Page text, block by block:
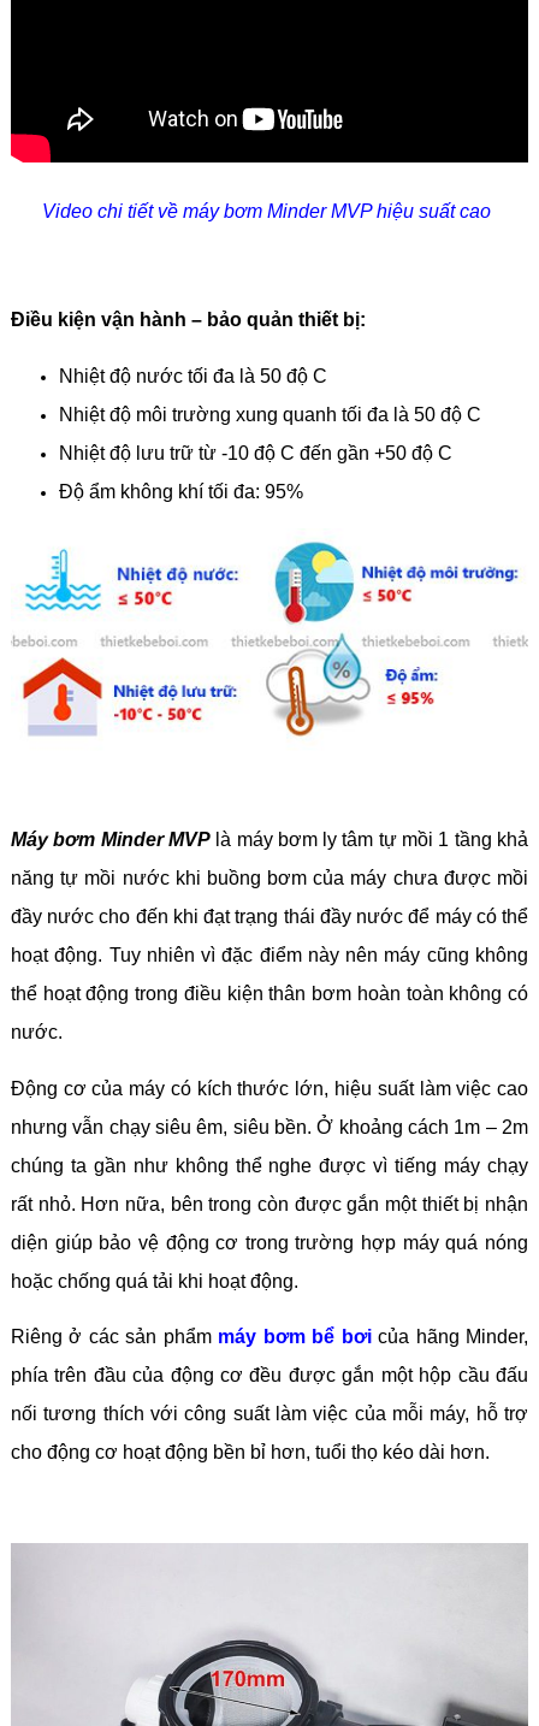
Video chi tiết về máy bơm Minder MVP hiệu suất cao
Điều kiện vận hành – bảo quản thiết bị:
Nhiệt độ nước tối đa là 50 độ C
Nhiệt độ môi trường xung quanh tối đa là 50 độ C
Nhiệt độ lưu trữ từ -10 độ C đến gần +50 độ C
Độ ẩm không khí tối đa: 95%
Máy bơm Minder MVPlà máy bơm ly tâm tự mồi 1 tầng khả
năng tự mồi nước khi buồng bơm của máy chưa được mồi
đầy nước cho đến khi đạt trạng thái đầy nước để máy có thể
hoạt động. Tuy nhiên vì đặc điểm này nên máy cũng không
thể hoạt động trong điều kiện thân bơm hoàn toàn không có
nước.
Động cơ của máy có kích thước lớn, hiệu suất làm việc cao
nhưng vẫn chạy siêu êm, siêu bền. Ở khoảng cách 1m – 2m
chúng ta gần như không thể nghe được vì tiếng máy chạy
rất nhỏ. Hơn nữa, bên trong còn được gắn một thiết bị nhận
diện giúp bảo vệ động cơ trong trường hợp máy quá nóng
hoặc chống quá tải khi hoạt động.
Riêng ở các sản phẩm máy bơm bể bơicủa hãng Minder,
phía trên đầu của động cơ đều được gắn một hộp cầu đấu
nối tương thích với công suất làm việc của mỗi máy, hỗ trợ
cho động cơ hoạt động bền bỉ hơn, tuổi thọ kéo dài hơn.